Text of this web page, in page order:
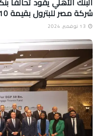
شركة مصر للبترول بقيمة 10 مليارات جنيه